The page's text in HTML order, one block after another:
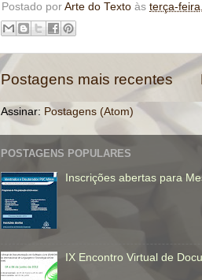
Postado por Arte do Texto às terça-
Postagens mais recentes
Assinar: Postagens (Atom)
POSTAGENS POPULARES
Inscrições abertas para
IX Encontro Virtual de